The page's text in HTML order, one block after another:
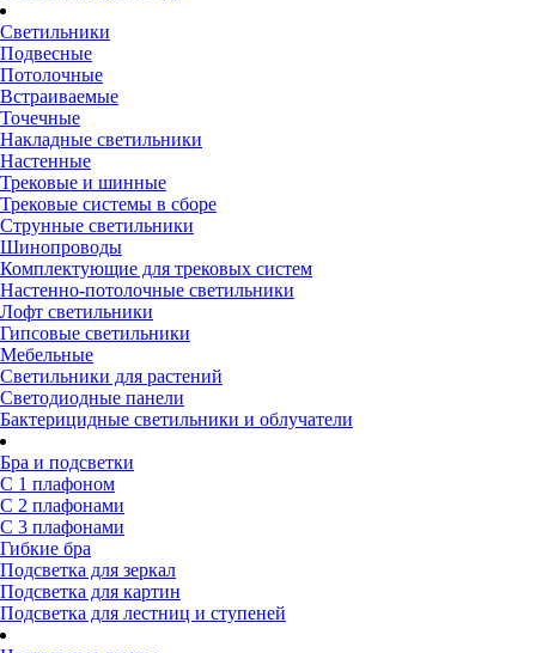
Светильники
Подвесные
Потолочные
Встраиваемые
Точечные
Накладные светильники
Настенные
Трековые и шинные
Трековые системы в сборе
Струнные светильники
Шинопроводы
Комплектующие для трековых систем
Настенно-потолочные светильники
Лофт светильники
Гипсовые светильники
Мебельные
Светильники для растений
Светодиодные панели
Бактерицидные светильники и облучатели
Бра и подсветки
С 1 плафоном
С 2 плафонами
С 3 плафонами
Гибкие бра
Подсветка для зеркал
Подсветка для картин
Подсветка для лестниц и ступеней